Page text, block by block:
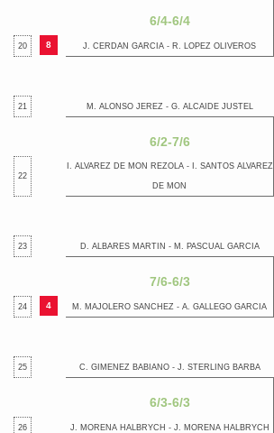
6/4-6/4
20 8 J. CERDAN GARCIA - R. LOPEZ OLIVEROS
21 M. ALONSO JEREZ - G. ALCAIDE JUSTEL
6/2-7/6
22
I. ALVAREZ DE MON REZOLA - I. SANTOS ALVAREZ
DE MON
23 D. ALBARES MARTIN - M. PASCUAL GARCIA
7/6-6/3
24 4 M. MAJOLERO SANCHEZ - A. GALLEGO GARCIA
25 C. GIMENEZ BABIANO - J. STERLING BARBA
6/3-6/3
26 J. MORENA HALBRYCH - J. MORENA HALBRYCH